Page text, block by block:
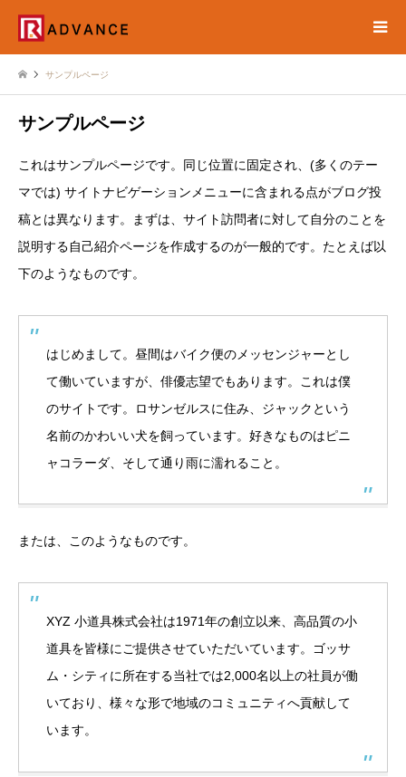
サンプルページ
サンプルページ
これはサンプルページです。同じ位置に固定され、(多くのテー
マでは) サイトナビゲーションメニューに含まれる点がブログ投
稿とは異なります。まずは、サイト訪問者に対して自分のことを
説明する自己紹介ページを作成するのが一般的です。たとえば以
下のようなものです。
はじめまして。昼間はバイク便のメッセンジャーとし
て働いていますが、俳優志望でもあります。これは僕
のサイトです。ロサンゼルスに住み、ジャックという
名前のかわいい犬を飼っています。好きなものはピニ
ャコラーダ、そして通り雨に濡れること。
または、このようなものです。
XYZ 小道具株式会社は1971年の創立以来、高品質の小
道具を皆様にご提供させていただいています。ゴッサ
ム・シティに所在する当社では2,000名以上の社員が働
いており、様々な形で地域のコミュニティへ貢献して
います。